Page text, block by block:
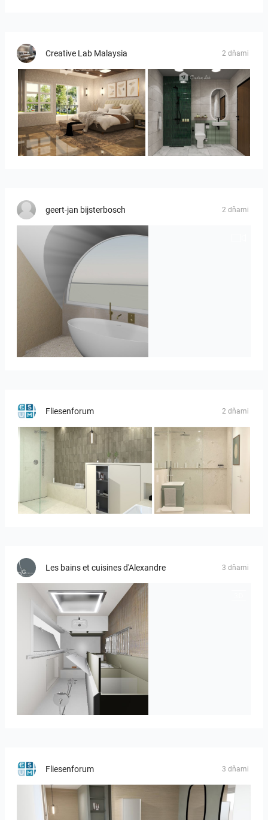
Creative Lab Malaysia 2 dňami
YUSMAN_BEDROOM KHAI_BATHROOM
geert-jan bijsterbosch 2 dňami
J._Stadtmuller-Koops_Staphorst_badkamer_TEGELS-3
Fliesenforum 2 dňami
Bild_3
Les bains et cuisines d'Alexandre 3 dňami
JEGOUX-PASSER 2
Fliesenforum 3 dňami